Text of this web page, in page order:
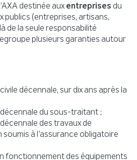
destinée aux entreprises du
publics (entreprises, artisans,
de la seule responsabilité
plusieurs garanties autour
décennale, sur dix ans après la
du sous-traitant ;
des travaux de
à l’assurance obligatoire
fonctionnement des équipements